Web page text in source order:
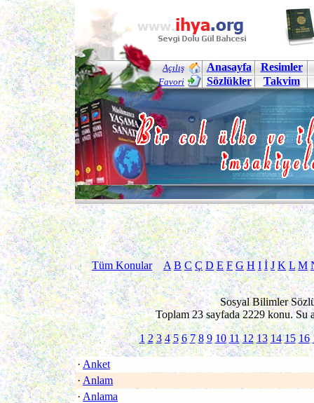
Açılış
Favori
Anasayfa
Resimler
Sözlükler
Takvim
Tüm Konular A B C Ç D E F G H I İ J K L M
Sosyal Bilimler
Toplam 23 sayfada 2229 konu. Su
1 2 3 4 5 6 7 8 9 10 11 12 13 14 15 16
· Anket
· Anlam
· Anlama